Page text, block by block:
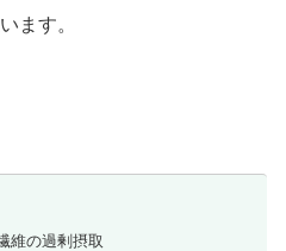
ます。
維の過剰摂取